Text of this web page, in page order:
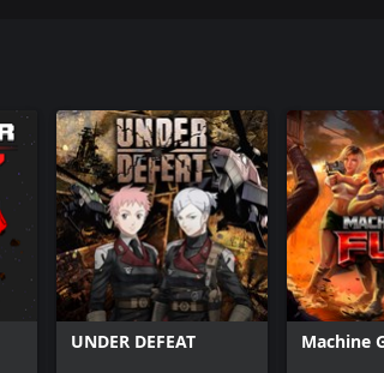
UNDER DEFEAT Machine